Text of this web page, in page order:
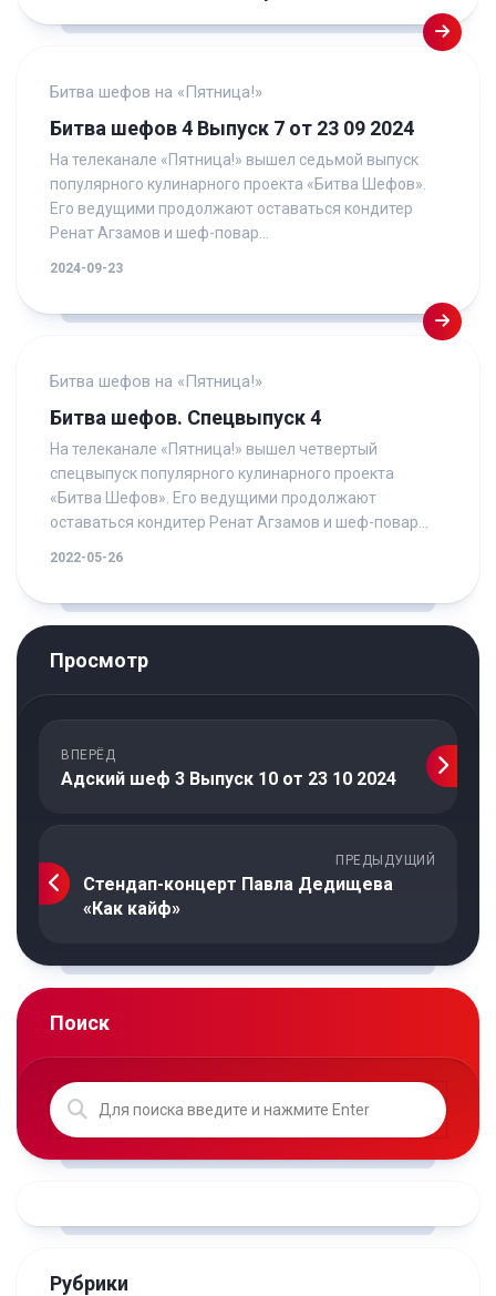
Битва шефов на «Пятница!»
Битва шефов 4 Выпуск 7 от 23 09 2024
На телеканале «Пятница!» вышел седьмой выпуск
популярного кулинарного проекта «Битва Шефов».
Его ведущими продолжают оставаться кондитер
Ренат Агзамов и шеф-повар...
2024-09-23
Битва шефов на «Пятница!»
Битва шефов. Спецвыпуск 4
На телеканале «Пятница!» вышел четвертый
спецвыпуск популярного кулинарного проекта
«Битва Шефов». Его ведущими продолжают
оставаться кондитер Ренат Агзамов и шеф-повар...
2022-05-26
Просмотр
ВПЕРЁД
Адский шеф 3 Выпуск 10 от 23 10 2024
ПРЕДЫДУЩИЙ
Стендап-концерт Павла Дедищева
«Как кайф»
Поиск
Рубрики